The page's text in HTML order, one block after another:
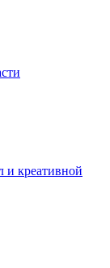
и креативной